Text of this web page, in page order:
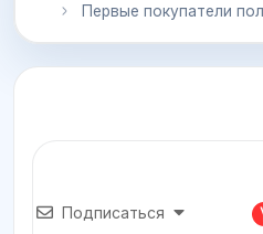
Первые покупатели
Подписаться